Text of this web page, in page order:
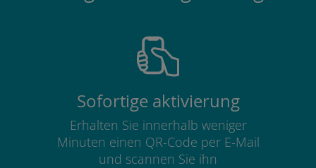
Sofortige aktivierung
Erhalten Sie innerhalb weniger
Minuten einen QR-Code per E-Mail
und scannen Sie ihn